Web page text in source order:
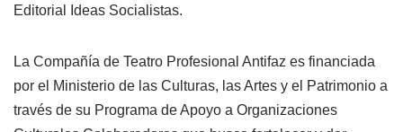
Editorial Ideas Socialistas.
La Compañía de Teatro Profesional Antifaz es financiada
por el Ministerio de las Culturas, las Artes y el Patrimonio a
través de su Programa de Apoyo a Organizaciones